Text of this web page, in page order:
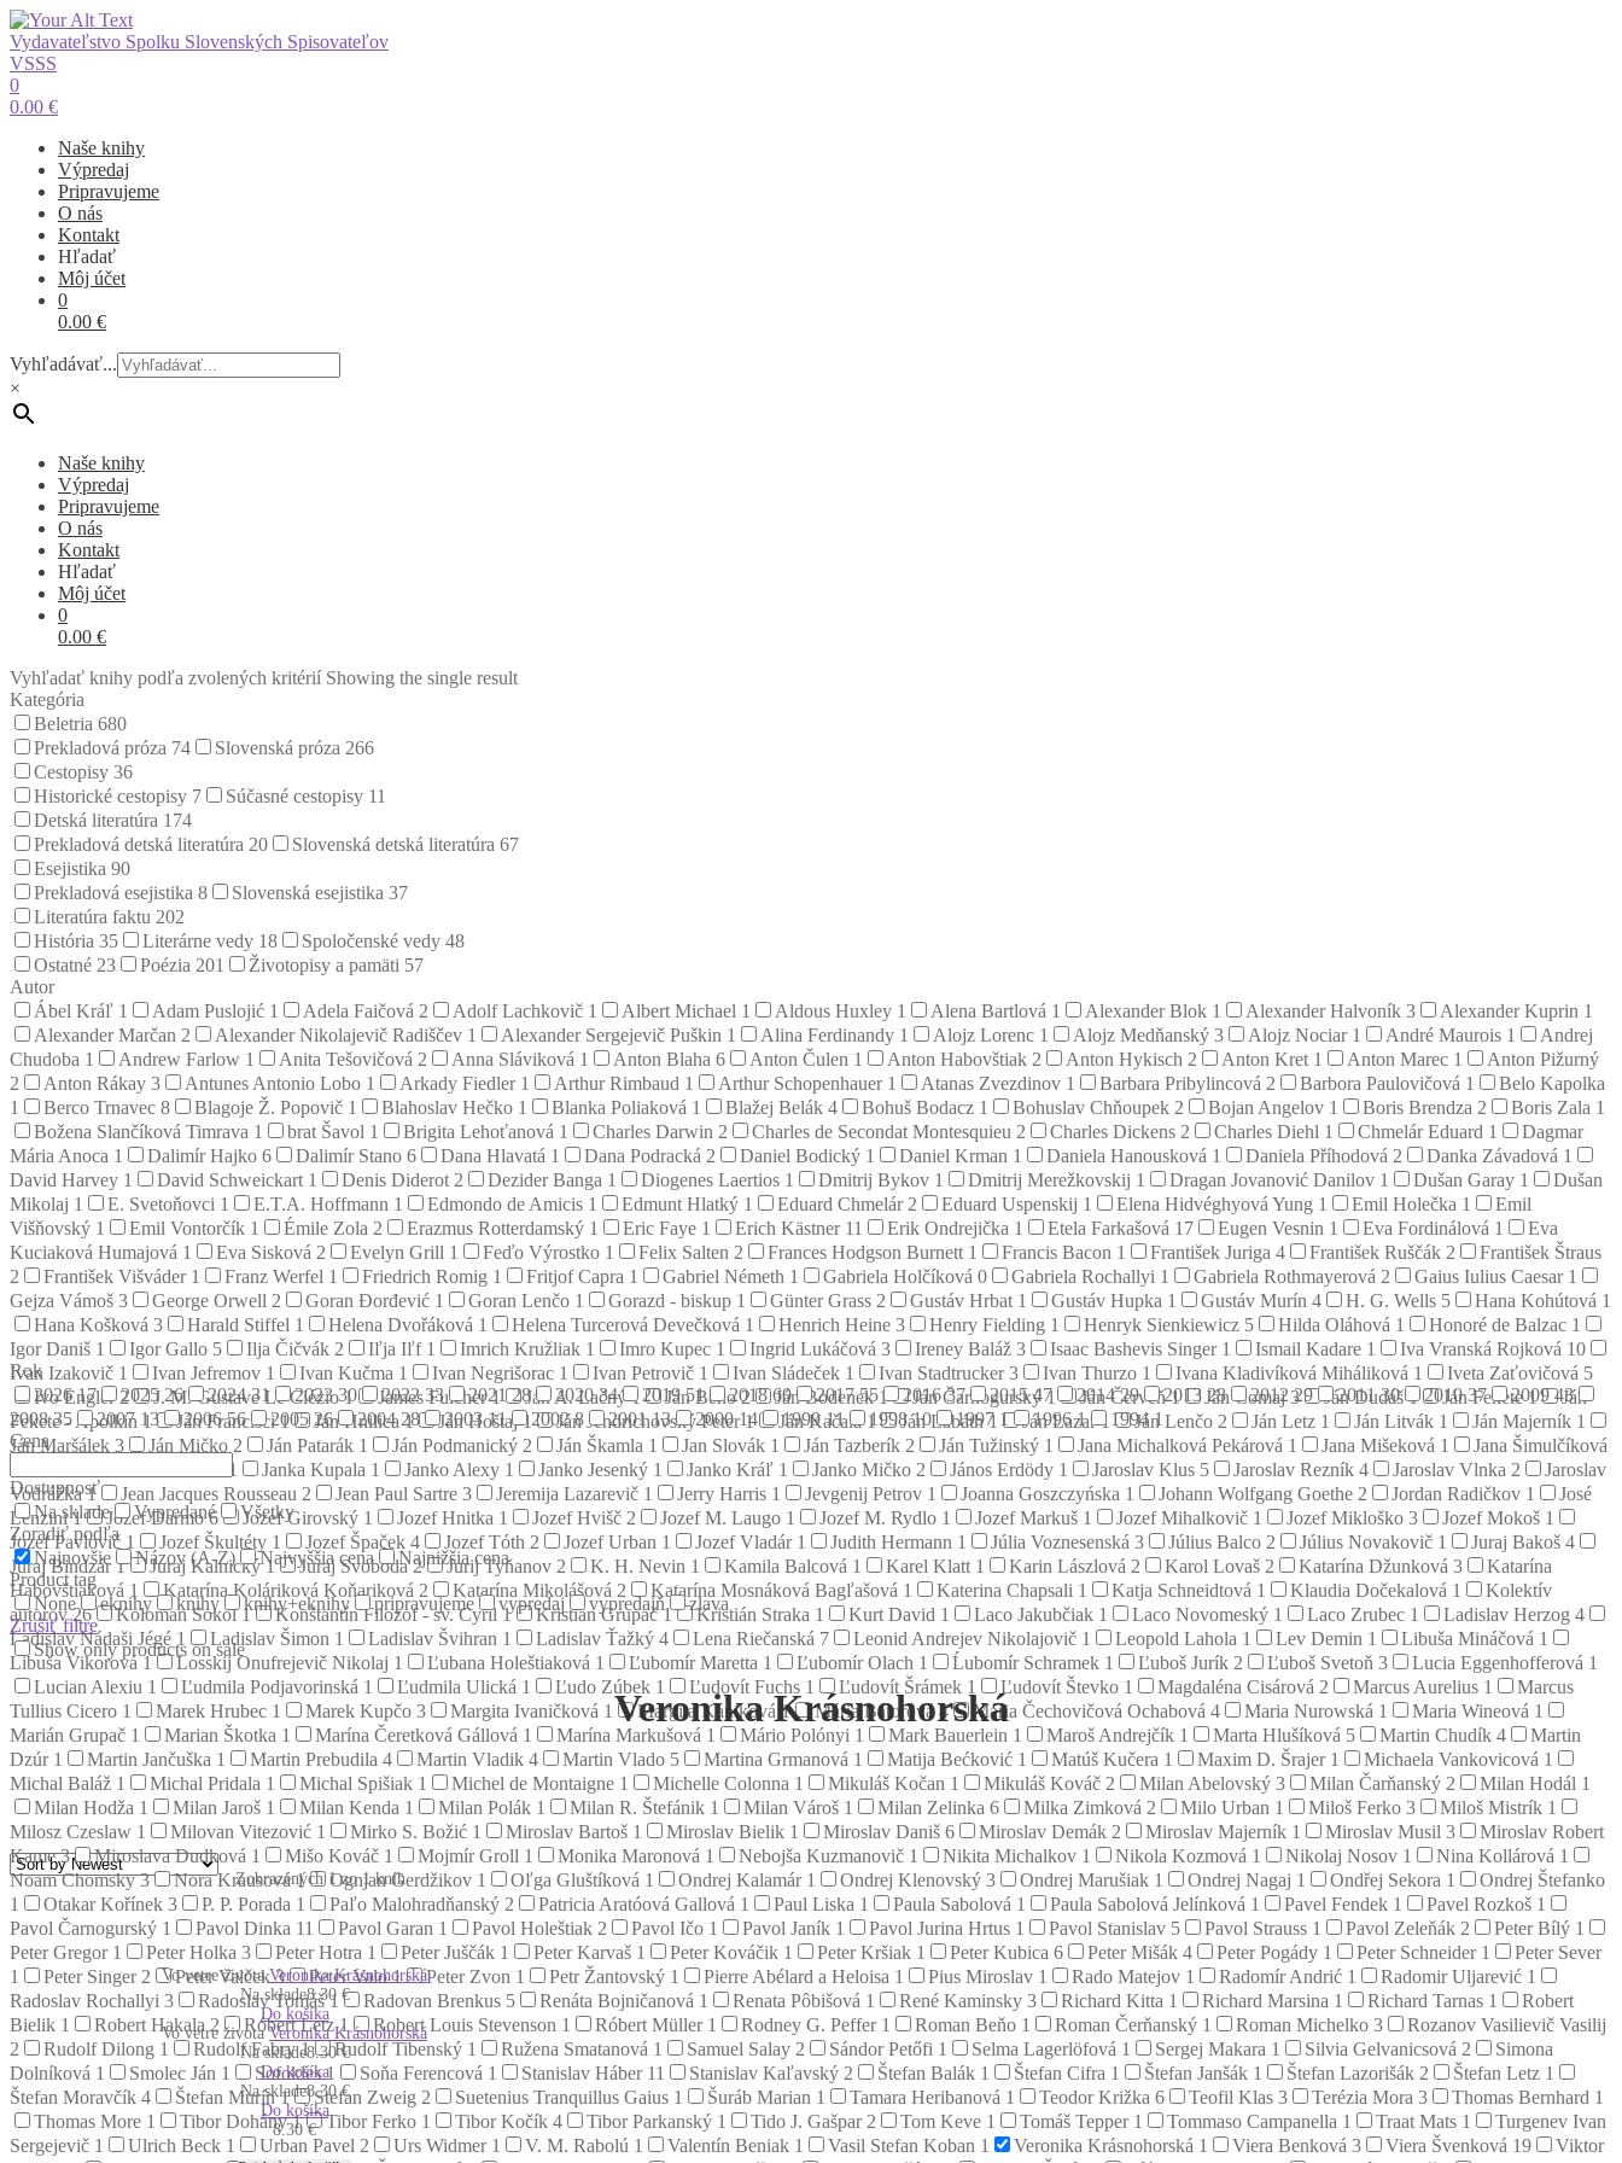
Vydavateľstvo Spolku Slovenských Spisovateľov
VSSS
0
0.00 €
Naše knihy
Výpredaj
Pripravujeme
O nás
Kontakt
Hľadať
Môj účet
0
0.00 €
Vyhľadávať...
×
Naše knihy
Výpredaj
Pripravujeme
O nás
Kontakt
Hľadať
Môj účet
0
0.00 €
Vyhľadať knihy podľa zvolených kritérií Showing the single result
Kategória
Beletria 680
Prekladová próza 74 Slovenská próza 266
Cestopisy 36
Historické cestopisy 7 Súčasné cestopisy 11
Detská literatúra 174
Prekladová detská literatúra 20 Slovenská detská literatúra 67
Esejistika 90
Prekladová esejistika 8 Slovenská esejistika 37
Literatúra faktu 202
História 35 Literárne vedy 18 Spoločenské vedy 48
Ostatné 23 Poézia 201 Životopisy a pamäti 57
Autor
Ábel Kráľ 1 Adam Puslojić 1 Adela Faičová 2 Adolf Lachkovič 1 Albert Michael 1 Aldous Huxley 1 Alena Bartlová 1 Alexander Blok 1 Alexander Halvoník 3 Alexander Kuprin 1
Alexander Marčan 2 Alexander Nikolajevič Radiščev 1 Alexander Sergejevič Puškin 1 Alina Ferdinandy 1 Alojz Lorenc 1 Alojz Medňanský 3 Alojz Nociar 1 André Maurois 1
Andrej
Chudoba 1 Andrew Farlow 1 Anita Tešovičová 2 Anna Sláviková 1 Anton Blaha 6 Anton Čulen 1 Anton Habovštiak 2 Anton Hykisch 2 Anton Kret 1 Anton Marec 1
Anton Pižurný
2
Anton Rákay 3 Antunes Antonio Lobo 1 Arkady Fiedler 1 Arthur Rimbaud 1 Arthur Schopenhauer 1 Atanas Zvezdinov 1 Barbara Pribylincová 2 Barbora Paulovičová 1
Belo Kapolka
1
Berco Trnavec 8 Blagoje Ž. Popovič 1 Blahoslav Hečko 1 Blanka Poliaková 1 Blažej Belák 4 Bohuš Bodacz 1 Bohuslav Chňoupek 2 Bojan Angelov 1 Boris Brendza 2 Boris Zala 1
Božena Slančíková Timrava 1 brat Šavol 1 Brigita Lehoťanová 1 Charles Darwin 2 Charles de Secondat Montesquieu 2 Charles Dickens 2 Charles Diehl 1 Chmelár Eduard 1
Dagmar
Mária Anoca 1 Dalimír Hajko 6 Dalimír Stano 6 Dana Hlavatá 1 Dana Podracká 2 Daniel Bodický 1 Daniel Krman 1 Daniela Hanousková 1 Daniela Příhodová 2 Danka Závadová 1
David Harvey 1 David Schweickart 1 Denis Diderot 2 Dezider Banga 1 Diogenes Laertios 1 Dmitrij Bykov 1 Dmitrij Merežkovskij 1 Dragan Jovanović Danilov 1 Dušan Garay 1
Dušan
Mikolaj 1 E. Svetoňovci 1 E.T.A. Hoffmann 1 Edmondo de Amicis 1 Edmunt Hlatký 1 Eduard Chmelár 2 Eduard Uspenskij 1 Elena Hidvéghyová Yung 1 Emil Holečka 1
Emil
Višňovský 1 Emil Vontorčík 1 Émile Zola 2 Erazmus Rotterdamský 1 Eric Faye 1 Erich Kästner 11 Erik Ondrejička 1 Etela Farkašová 17 Eugen Vesnin 1 Eva Fordinálová 1
Eva
Kuciaková Humajová 1 Eva Sisková 2 Evelyn Grill 1 Feďo Výrostko 1 Felix Salten 2 Frances Hodgson Burnett 1 Francis Bacon 1 František Juriga 4 František Ruščák 2
František Štraus
2
František Višváder 1 Franz Werfel 1 Friedrich Romig 1 Fritjof Capra 1 Gabriel Németh 1 Gabriela Holčíková 0 Gabriela Rochallyi 1 Gabriela Rothmayerová 2 Gaius Iulius Caesar 1
Gejza Vámoš 3 George Orwell 2 Goran Đorđević 1 Goran Lenčo 1 Gorazd - biskup 1 Günter Grass 2 Gustáv Hrbat 1 Gustáv Hupka 1 Gustáv Murín 4 H. G. Wells 5 Hana Kohútová 1
Hana Košková 3 Harald Stiffel 1 Helena Dvořáková 1 Helena Turcerová Devečková 1 Henrich Heine 3 Henry Fielding 1 Henryk Sienkiewicz 5 Hilda Oláhová 1 Honoré de Balzac 1
Igor Daniš 1 Igor Gallo 5 Ilja Čičvák 2 Iľja Iľf 1 Imrich Kružliak 1 Imro Kupec 1 Ingrid Lukáčová 3 Ireney Baláž 3 Isaac Bashevis Singer 1 Ismail Kadare 1 Iva Vranská Rojková 10
Ivan Izakovič 1 Ivan Jefremov 1 Ivan Kučma 1 Ivan Negrišorac 1 Ivan Petrovič 1 Ivan Sládeček 1 Ivan Stadtrucker3 Ivan Thurzo 1 Ivana Kladivíková Miháliková 1 Iveta Zaťovičová 5
Ivo Engler2 J. M. Gustave Le Clézio1 James Fulcher1 Ján A. Lačný1 Ján Beňo2 Ján Bodenek1 Ján Čarnogurský1 Ján Červeň1 Ján Čomaj3 Ján Dudáš1 Ján Fekete1
Ján
Fekete - Apolkin1 Ján Francisci1 Ján Hnilica1 Ján Hoštaj1 Ján Jendrichovský Peter1 Ján Kačala1 Ján Labáth1 Ján Lazar1 Ján Lenčo 2 Ján Letz 1 Ján Litvák 1 Ján Majerník 1
Ján Maršálek 3 Ján Mičko 2 Ján Patarák 1 Ján Podmanický 2 Ján Škamla 1 Jan Slovák 1 Ján Tazberík 2 Ján Tužinský 1 Jana Michalková Pekárová 1 Jana Mišeková 1
Jana Šimulčíková
1 Janka Kupala 1 Janko Alexy 1 Janko Jesenký 1 Janko Kráľ 1 Janko Mičko 2 János Erdödy 1 Jaroslav Klus 5 Jaroslav Rezník 4 Jaroslav Vlnka 2
Jaroslav
Vodrážka1 Jean Jacques Rousseau 2 Jean Paul Sartre 3 Jeremija Lazarevič 1 Jerry Harris 1 Jevgenij Petrov 1 Joanna Goszczyńska 1 Johann Wolfgang Goethe 2 Jordan Radičkov 1
José
Lenzini1 Jozef Darmo6 Jozef Girovský 1 Jozef Hnitka 1 Jozef Hvišč 2 Jozef M. Laugo 1 Jozef M. Rydlo 1 Jozef Markuš 1 Jozef Mihalkovič 1 Jozef Mikloško 3 Jozef Mokoš 1
Jozef Pavlovič 1 Jozef Škultéty 1 Jozef Špaček 4 Jozef Tóth 2 Jozef Urban 1 Jozef Vladár 1 Judith Hermann 1 Júlia Voznesenská 3 Július Balco 2 Július Novakovič 1 Juraj Bakoš 4
Juraj Bindzár1 Juraj Kalnický1 Juraj Svoboda2 Jurij Tyňanov 2 K. H. Nevin 1 Kamila Balcová 1 Karel Klatt 1 Karin Lászlová 2 Karol Lovaš 2 Katarína Džunková 3
Katarína
Habovštiaková 1 Katarína Koláriková Koňariková 2 Katarína Mikolášová 2 Katarína Mosnáková Bagľašová 1 Katerina Chapsali 1 Katja Schneidtová 1 Klaudia Dočekalová 1
Kolektív
autorov26 Koloman Sokol1 Konštantín Filozof - sv. Cyril1 Kristián Grupač1 Kristián Straka 1 Kurt David 1 Laco Jakubčiak 1 Laco Novomeský 1 Laco Zrubec 1 Ladislav Herzog 4
Ladislav Nádaši Jégé 1 Ladislav Šimon 1 Ladislav Švihran 1 Ladislav Ťažký 4 Lena Riečanská 7 Leonid Andrejev Nikolajovič 1 Leopold Lahola 1 Lev Demin 1 Libuša Mináčová 1
Libuša Vikorová1 Losskij Onufrejevič Nikolaj 1 Ľubana Holeštiaková 1 Ľubomír Maretta 1 Ľubomír Olach 1 Ĺubomír Schramek 1 Ľuboš Jurík 2 Ľuboš Svetoň 3 Lucia Eggenhofferová 1
Lucian Alexiu 1 Ľudmila Podjavorinská 1 Ľudmila Ulická 1 Ľudo Zúbek 1 Ľudovít Fuchs 1 Ľudovít Šrámek 1 Ľudovít Števko 1 Magdaléna Cisárová 2 Marcus Aurelius 1
Marcus
Tullius Cicero 1 Marek Hrubec 1 Marek Kupčo 3 Margita Ivaničková 1 Margita Kániková 1 Mária Bátorová4 Mária Čechovičová Ochabová 4 Maria Nurowská 1 Maria Wineová 1
Marián Grupač 1 Marian Škotka 1 Marína Čeretková Gállová 1 Marína Markušová 1 Mário Polónyi 1 Mark Bauerlein 1 Maroš Andrejčík 1 Marta Hlušíková 5 Martin Chudík 4
Martin
Dzúr 1 Martin Jančuška 1 Martin Prebudila 4 Martin Vladik 4 Martin Vlado 5 Martina Grmanová 1 Matija Bećković 1 Matúš Kučera 1 Maxim D. Šrajer 1 Michaela Vankovicová 1
Michal Baláž 1 Michal Pridala 1 Michal Spišiak 1 Michel de Montaigne 1 Michelle Colonna 1 Mikuláš Kočan 1 Mikuláš Kováč 2 Milan Abelovský 3 Milan Čarňanský 2 Milan Hodál 1
Milan Hodža 1 Milan Jaroš 1 Milan Kenda 1 Milan Polák 1 Milan R. Štefánik 1 Milan Vároš 1 Milan Zelinka 6 Milka Zimková 2 Milo Urban 1 Miloš Ferko 3 Miloš Mistrík 1
Milosz Czeslaw 1 Milovan Vitezović 1 Mirko S. Božić 1 Miroslav Bartoš 1 Miroslav Bielik 1 Miroslav Daniš 6 Miroslav Demák 2 Miroslav Majerník 1 Miroslav Musil 3
Miroslav Robert
Kame3 Miroslava Dudková 1 Mišo Kováč 1 Mojmír Groll 1 Monika Maronová 1 Nebojša Kuzmanovič 1 Nikita Michalkov 1 Nikola Kozmová 1 Nikolaj Nosov 1 Nina Kollárová 1
Noam Chomsky3 Nora Krausová1 Ognjan Gerdžikov 1 Oľga Gluštíková 1 Ondrej Kalamár 1 Ondrej Klenovský 3 Ondrej Marušiak 1 Ondrej Nagaj 1 Ondřej Sekora 1
Ondrej Štefanko
1
Otakar Kořínek 3 P. P. Porada 1 Paľo Malohradňanský 2 Patricia Aratóová Gallová 1 Paul Liska 1 Paula Sabolová 1 Paula Sabolová Jelínková 1 Pavel Fendek 1 Pavel Rozkoš 1
Pavol Čarnogurský 1 Pavol Dinka 11 Pavol Garan 1 Pavol Holeštiak 2 Pavol Ičo 1 Pavol Janík 1 Pavol Jurina Hrtus 1 Pavol Stanislav 5 Pavol Strauss 1 Pavol Zeleňák 2 Peter Bílý 1
Peter Gregor 1 Peter Holka 3 Peter Hotra 1 Peter Juščák 1 Peter Karvaš 1 Peter Kováčik 1 Peter Kršiak 1 Peter Kubica 6 Peter Mišák 4 Peter Pogády 1 Peter Schneider 1
Peter Sever
1
Peter Singer 2 Peter Valček3 Peter Valo1 Peter Zvon 1 Petr Žantovský 1 Pierre Abélard a Heloisa 1 Pius Miroslav 1 Rado Matejov 1 Radomír Andrić 1 Radomir Uljarević 1
Radoslav Rochallyi 3 Radoslav Tomáš1 Radovan Brenkus 5 Renáta Bojničanová 1 Renata Pôbišová 1 René Kaminsky 3 Richard Kitta 1 Richard Marsina 1 Richard Tarnas 1
Robert
Bielik 1 Robert Hakala 2 Róbert Letz1 Robert Louis Stevenson 1 Róbert Müller 1 Rodney G. Peffer 1 Roman Beňo 1 Roman Čerňanský 1 Roman Michelko 3
Rozanov Vasilievič Vasilij
2
Rudolf Dilong 1 Rudolf Fabry1 Rudolf Tibenský 1 Ružena Smatanová 1 Samuel Salay 2 Sándor Petőfi 1 Selma Lagerlöfová 1 Sergej Makara 1 Silvia Gelvanicsová 2
Simona
Dolníková 1 Smolec Ján 1 Sofokles1 Soňa Ferencová 1 Stanislav Háber 11 Stanislav Kaľavský 2 Štefan Balák 1 Štefan Cifra 1 Štefan Janšák 1 Štefan Lazorišák 2 Štefan Letz 1
Štefan Moravčík 4 Štefan Murín1 Stefan Zweig 2 Suetenius Tranquillus Gaius 1 Šuráb Marian 1 Tamara Heribanová 1 Teodor Križka 6 Teofil Klas 3 Terézia Mora 3 Thomas Bernhard 1
Thomas More 1 Tibor Dohány1 Tibor Ferko 1 Tibor Kočík 4 Tibor Parkanský 1 Tido J. Gašpar 2 Tom Keve 1 Tomáš Tepper 1 Tommaso Campanella 1 Traat Mats 1
Turgenev Ivan
Sergejevič 1 Ulrich Beck 1 Urban Pavel 2 Urs Widmer 1 V. M. Rabolú 1 Valentín Beniak 1 Vasil Stefan Koban 1 Veronika Krásnohorská 1 Viera Benková 3 Viera Švenková 19
Viktor
Rok
202617 2025 26 202431 202330 202233 202128 202034 201951 201860 201755 201637 201547 201429 2013 28 201229 201130 201037 200943
200835 2007 13 200656 2005 26 200428 200311 20028 200113 200014 199911 199810 1997 1 19961 19941
Cena
Dostupnosť
Na sklade
Vypredané
Všetky
Zoradiť podľa
Najnovšie
Názov (A-Z) Najvyššia cena
Najnižšia cena
Product tag
None
eknihy knihy knihy+eknihy pripravujeme vypredaj vypredajň
zlava
Zrušiť filtre
Show only products on sale
Veronika Krásnohorská
Zobrazených 1 zo 1 kníh
Vo vetre života Veronika Krásnohorská
Na sklade8.30 €
Do košíka
Vo vetre života Veronika Krásnohorská
Na sklade8.30 €
Do košíka
Na sklade8.30 €
Do košíka
8.30€